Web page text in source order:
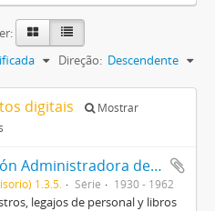
Direção: Descendente
digitais
Mostrar
Serie Comisión Administradora del Transporte Automotor (C.A.T.A.)
1.3.5. Série 1930 - 1962
legajos de personal y libros